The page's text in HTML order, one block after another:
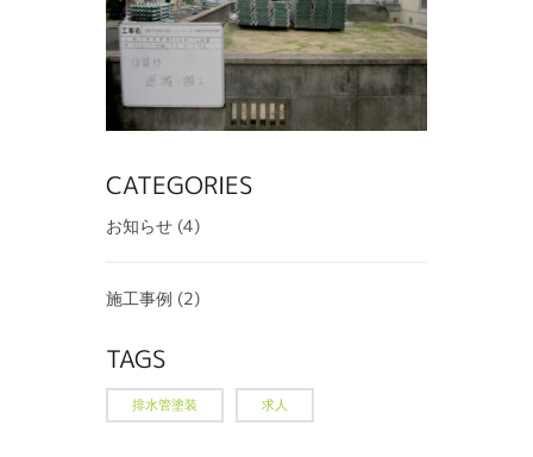
CATEGORIES
お知らせ (4)
施工事例 (2)
TAGS
排水管塗装 求人